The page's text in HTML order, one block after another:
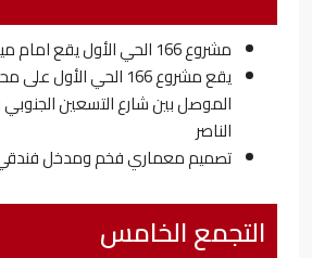
مشروع 166 الحي الأول يقع امام ميدان بوري
يقع مشروع 166 الحي الأول على محور الأمل
الموصل بين شارع التسعين
الناصر
تصميم معماري فخم ومدخل
التجمع الخامس